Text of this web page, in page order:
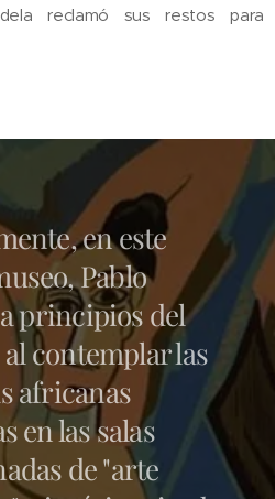
reclamó sus restos para
en este
Pablo
principios del
contemplar las
africanas
en las salas
de "arte